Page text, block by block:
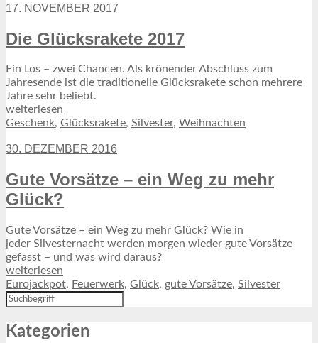
17. NOVEMBER 2017
Die Glücksrakete 2017
Ein Los – zwei Chancen. Als krönender Abschluss zum
Jahresende ist die traditionelle Glücksrakete schon mehrere
Jahre sehr beliebt.
weiterlesen
Geschenk, Glücksrakete, Silvester, Weihnachten
30. DEZEMBER 2016
Gute Vorsätze – ein Weg zu mehr
Glück?
Gute Vorsätze – ein Weg zu mehr Glück? Wie in
jeder Silvesternacht werden morgen wieder gute Vorsätze
gefasst – und was wird daraus?
weiterlesen
Eurojackpot, Feuerwerk, Glück, gute Vorsätze, Silvester
Kategorien